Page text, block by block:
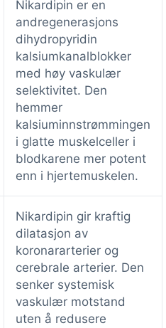
Nikardipin er en
andregenerasjons
dihydropyridin
kalsiumkanalblokker
med høy vaskulær
selektivitet. Den
hemmer
kalsiuminnstrømmingen
i glatte muskelceller i
blodkarene mer potent
enn i hjertemuskelen.
Nikardipin gir kraftig
dilatasjon av
koronararterier og
cerebrale arterier. Den
senker systemisk
vaskulær motstand
uten å redusere